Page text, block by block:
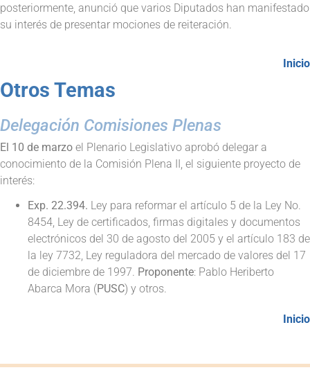
posteriormente, anunció que varios Diputados han manifestado
su interés de presentar mociones de reiteración.
Inicio
Otros Temas
Delegación Comisiones Plenas
El 10 de marzo el Plenario Legislativo aprobó delegar a
conocimiento de la Comisión Plena II, el siguiente proyecto de
interés:
Exp. 22.394. Ley para reformar el artículo 5 de la Ley No.
8454, Ley de certificados, firmas digitales y documentos
electrónicos del 30 de agosto del 2005 y el artículo 183 de
la ley 7732, Ley reguladora del mercado de valores del 17
de diciembre de 1997. Proponente: Pablo Heriberto
Abarca Mora (PUSC) y otros.
Inicio